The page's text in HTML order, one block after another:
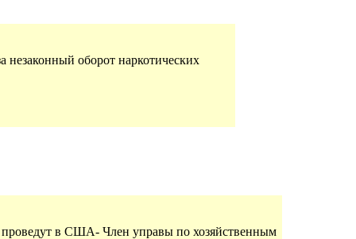
незаконный оборот наркотических
в США- Член управы по хозяйственным